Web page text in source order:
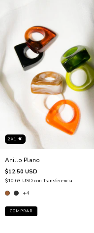
2X1 💝
Anillo Plano
$12.50 USD
$10.63 USD con Transferencia
+4
COMPRAR